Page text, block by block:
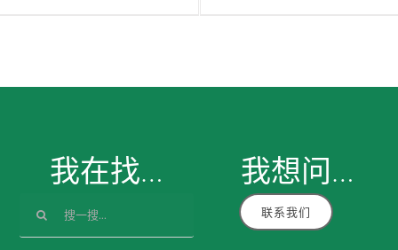
我在找…
索：
我想问…
联系我们